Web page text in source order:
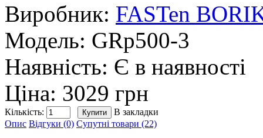
Виробник: FASTen
Модель: GRp500-3
Наявність: Є в наявності
Ціна: 3029 грн
Кількість:
В закладки
Опис Відгуки (0) Супутні товари (22)